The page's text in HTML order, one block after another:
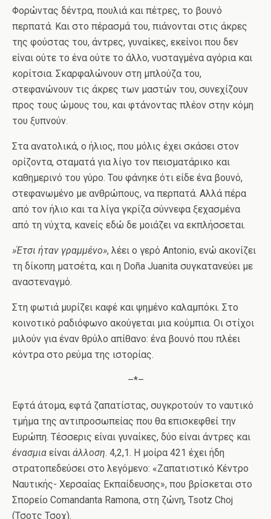
Φορώντας δέντρα, πουλιά και πέτρες, το βουνό
περπατά. Και στο πέρασμά του, πιάνονται στις άκρες
της φούστας του, άντρες, γυναίκες, εκείνοι που δεν
είναι ούτε το ένα ούτε το άλλο, νυσταγμένα αγόρια και
κορίτσια. Σκαρφαλώνουν στη μπλούζα του,
στεφανώνουν τις άκρες των μαστών του, συνεχίζουν
προς τους ώμους του, και φτάνοντας πλέον στην κόμη
του ξυπνούν.
Στα ανατολικά, ο ήλιος, που μόλις έχει σκάσει στον
ορίζοντα, σταματά για λίγο τον πεισματάρικο και
καθημερινό του γύρο. Του φάνηκε ότι είδε ένα βουνό,
στεφανωμένο με ανθρώπους, να περπατά. Αλλά πέρα ​​
από τον ήλιο και τα λίγα γκρίζα σύννεφα ξεχασμένα
από τη νύχτα, κανείς εδώ δε μοιάζει να εκπλήσσεται.
»Έτσι ήταν γραμμένο», λέει ο γερό Antonio, ενώ ακονίζει
τη δίκοπη ματσέτα, και η Doña Juanita συγκατανεύει με
αναστεναγμό.
Στη φωτιά μυρίζει καφέ και ψημένο καλαμπόκι. Στο
κοινοτικό ραδιόφωνο ακούγεται μια κούμπια. Οι στίχοι
μιλούν για έναν θρύλο απίθανο: ένα βουνό που πλέει
κόντρα στο ρεύμα της ιστορίας.
–*–
Εφτά άτομα, εφτά ζαπατίστας, συγκροτούν το ναυτικό
τμήμα της αντιπροσωπείας που θα επισκεφθεί την
Ευρώπη. Τέσσερις είναι γυναίκες, δύο είναι άντρες και
ένασμια είναι άλλοση. 4,2,1. Η μοίρα 421 έχει ήδη
στρατοπεδεύσει στο λεγόμενο: «Ζαπατιστικό Κέντρο
Ναυτικής- Χερσαίας Εκπαίδευσης», που βρίσκεται στο
Σπορείο Comandanta Ramona, στη ζώνη, Tsotz Choj
(Τσοτς Τσοχ).